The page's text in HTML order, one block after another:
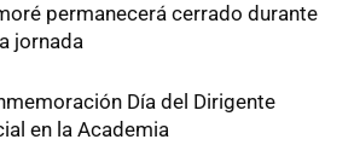
permanecerá cerrado durante
jornada
Día del Dirigente
en la Academia